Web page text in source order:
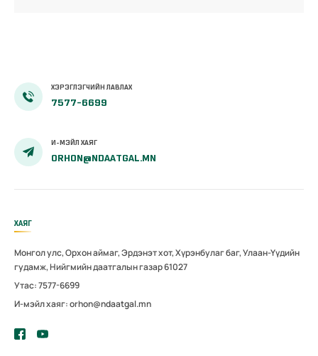
ХЭРЭГЛЭГЧИЙН ЛАВЛАХ
7577-6699
И-МЭЙЛ ХАЯГ
ORHON@NDAATGAL.MN
ХАЯГ
Монгол улс, Орхон аймаг, Эрдэнэт хот, Хүрэнбулаг баг, Улаан-Үүдийн
гудамж, Нийгмийн даатгалын газар 61027
Утас: 7577-6699
И-мэйл хаяг: orhon@ndaatgal.mn